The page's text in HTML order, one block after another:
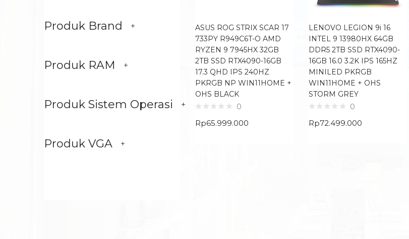
Produk Brand
Produk RAM
Produk Sistem Operasi
Produk VGA
ASUS ROG STRIX SCAR 17
733PY R949C6T-O AMD
RYZEN 9 7945HX 32GB
2TB SSD RTX4090-16GB
17.3 QHD IPS 240HZ
PKRGB NP WIN11HOME +
OHS BLACK
0
Rp65.999.000
LENOVO LEGION 9i 16
INTEL 9 13980HX 64GB
DDR5 2TB SSD RTX4090-
16GB 16.0 3.2K IPS 165HZ
MINILED PKRGB
WIN11HOME + OHS
STORM GREY
0
Rp72.499.000